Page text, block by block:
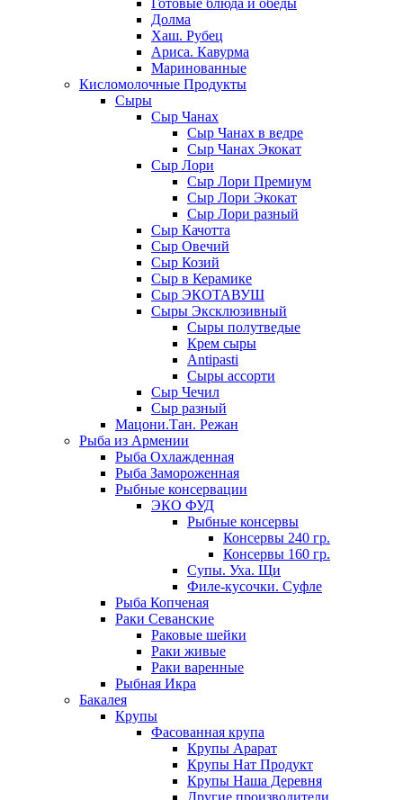
Готовые блюда и обеды
Долма
Хаш. Рубец
Ариса. Кавурма
Маринованные
Кисломолочные Продукты
Сыры
Сыр Чанах
Сыр Чанах в ведре
Сыр Чанах Экокат
Сыр Лори
Сыр Лори Премиум
Сыр Лори Экокат
Сыр Лори разный
Сыр Качотта
Сыр Овечий
Сыр Козий
Сыр в Керамике
Сыр ЭКОТАВУШ
Сыры Эксклюзивный
Сыры полутведые
Крем сыры
Antipasti
Сыры ассорти
Сыр Чечил
Сыр разный
Мацони.Тан. Режан
Рыба из Армении
Рыба Охлажденная
Рыба Замороженная
Рыбные консервации
ЭКО ФУД
Рыбные консервы
Консервы 240 гр.
Консервы 160 гр.
Супы. Уха. Щи
Филе-кусочки. Суфле
Рыба Копченая
Раки Севанские
Раковые шейки
Раки живые
Раки варенные
Рыбная Икра
Бакалея
Крупы
Фасованная крупа
Крупы Арарат
Крупы Нат Продукт
Крупы Наша Деревня
Другие производители